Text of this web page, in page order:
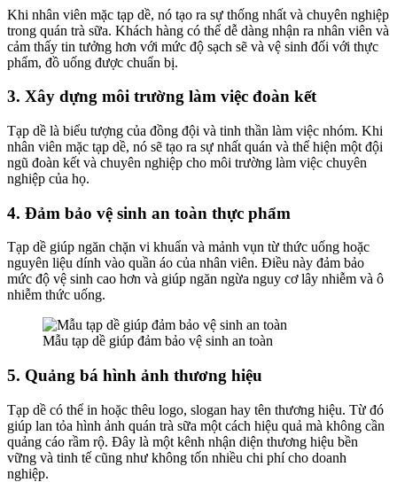
Khi nhân viên mặc tạp dề, nó tạo ra sự thống nhất và chuyên nghiệp
trong quán trà sữa. Khách hàng có thể dễ dàng nhận ra nhân viên và
cảm thấy tin tưởng hơn với mức độ sạch sẽ và vệ sinh đối với thực
phẩm, đồ uống được chuẩn bị.
3. Xây dựng môi trường làm việc đoàn kết
Tạp dề là biểu tượng của đồng đội và tinh thần làm việc nhóm. Khi
nhân viên mặc tạp dề, nó sẽ tạo ra sự nhất quán và thể hiện một đội
ngũ đoàn kết và chuyên nghiệp cho môi trường làm việc chuyên
nghiệp của họ.
4. Đảm bảo vệ sinh an toàn thực phẩm
Tạp dề giúp ngăn chặn vi khuẩn và mảnh vụn từ thức uống hoặc
nguyên liệu dính vào quần áo của nhân viên. Điều này đảm bảo
mức độ vệ sinh cao hơn và giúp ngăn ngừa nguy cơ lây nhiễm và ô
nhiễm thức uống.
Mẫu tạp dề giúp đảm bảo vệ sinh an toàn
5. Quảng bá hình ảnh thương hiệu
Tạp dề có thể in hoặc thêu logo, slogan hay tên thương hiệu. Từ đó
giúp lan tỏa hình ảnh quán trà sữa một cách hiệu quả mà không cần
quảng cáo rầm rộ. Đây là một kênh nhận diện thương hiệu bền
vững và tinh tế cũng như không tốn nhiều chi phí cho doanh
nghiệp.